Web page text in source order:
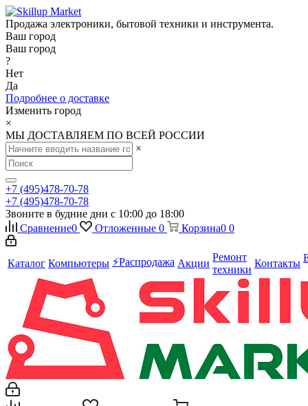
Продажа электроники, бытовой техники и инструмента.
Ваш город
Ваш город
?
Нет
Да
Подробнее о доставке
Изменить город
×
МЫ ДОСТАВЛЯЕМ ПО ВСЕЙ РОССИИ
×
+7 (495)478-70-78
+7 (495)478-70-78
Звоните в будние дни с 10:00 до 18:00
Сравнение0 Отложенные 0 Корзина0 0
Каталог Компьютеры ⚡️Распродажа Акции
Ремонт
техники
Контакты